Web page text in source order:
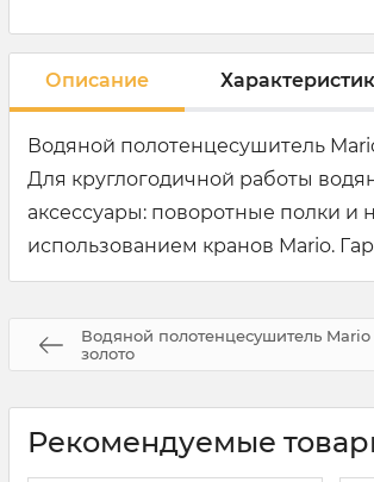
Описание
Водяной полотенцесушитель
Для круглогодичной работы
аксессуары: поворотные полки
использованием кранов Mario.
Водяной полотенцесушитель
золото
Рекомендуемые